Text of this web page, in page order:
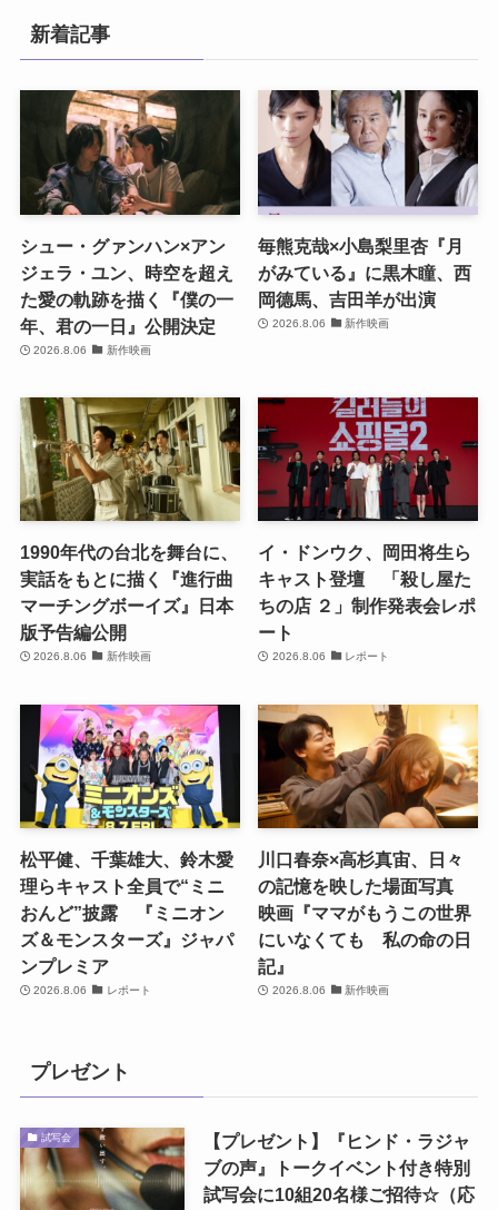
新着記事
シュー・グァンハン×アン
ジェラ・ユン、時空を超え
た愛の軌跡を描く『僕の一
年、君の一日』公開決定
2026.8.06 新作映画
毎熊克哉×小島梨里杏『月
がみている』に黒木瞳、西
岡德馬、吉田羊が出演
2026.8.06 新作映画
1990年代の台北を舞台に、
実話をもとに描く『進行曲
マーチングボーイズ』日本
版予告編公開
2026.8.06 新作映画
イ・ドンウク、岡田将生ら
キャスト登壇 「殺し屋た
ちの店 ２」制作発表会レポ
ート
2026.8.06 レポート
松平健、千葉雄大、鈴木愛
理らキャスト全員で“ミニ
おんど”披露 『ミニオン
ズ＆モンスターズ』ジャパ
ンプレミア
2026.8.06 レポート
川口春奈×高杉真宙、日々
の記憶を映した場面写真
映画『ママがもうこの世界
にいなくても 私の命の日
記』
2026.8.06 新作映画
プレゼント
試写会
【プレゼント】『ヒンド・ラジャ
ブの声』トークイベント付き特別
試写会に10組20名様ご招待☆（応